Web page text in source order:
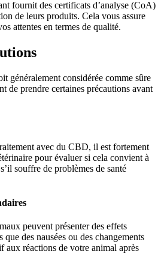
fournit des certificats d’analyse (CoA)
de leurs produits. Cela vous assure
attentes en termes de qualité.
généralement considérée comme sûre
de prendre certaines précautions avant
avec du CBD, il est fortement
pour évaluer si cela convient à
souffre de problèmes de santé
peuvent présenter des effets
que des nausées ou des changements
aux réactions de votre animal après